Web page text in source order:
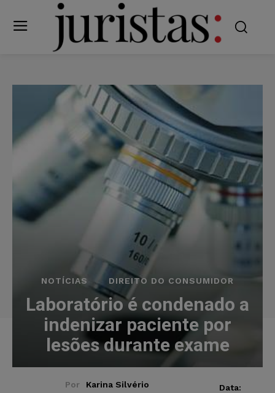
NOTÍCIAS DIREITO DO CONSUMIDOR
Laboratório é condenado a
indenizar paciente por
lesões durante exame
Por Karina Silvério
Data: